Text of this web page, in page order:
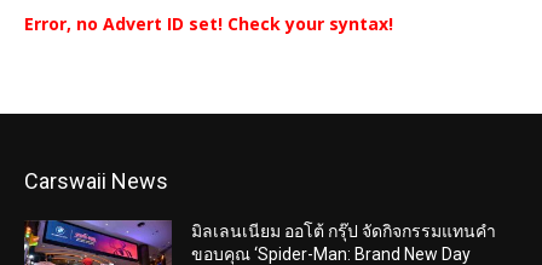
Error, no Advert ID set! Check your syntax!
Carswaii News
มิลเลนเนียม ออโต้ กรุ๊ป จัดกิจกรรมแทนคำ
ขอบคุณ ‘Spider-Man: Brand New Day